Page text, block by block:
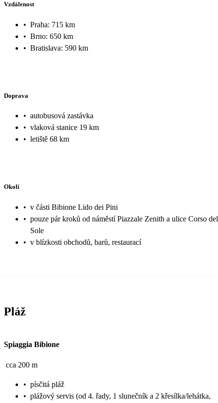
Vzdálenost
• Praha: 715 km
• Brno: 650 km
• Bratislava: 590 km
Doprava
• autobusová zastávka
• vlaková stanice 19 km
• letiště 68 km
Okolí
• v části Bibione Lido dei Pini
• pouze pár kroků od náměstí Piazzale Zenith a ulice Corso del
Sole
• v blízkosti obchodů, barů, restaurací
Pláž
Spiaggia Bibione
cca 200 m
• písčitá pláž
• plážový servis (od 4. řady, 1 slunečník a 2 křesílka/lehátka,